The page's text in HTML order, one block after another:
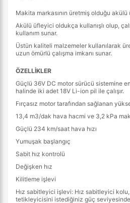
Makita markasının üretmiş olduğu
Akülü üfleyici oldukça kullanışlı olup,
kullanım sunar.
Üstün kaliteli malzemeler kullanılarak
uzun ömürlü çalışma imkanı sunar.
ÖZELLİKLER
Güçlü 36V DC motor sürücü sistemine
halinde iki adet 18V Li-ion pil ile çalışır.
Fırçasız motor tarafından sağlanan
13,4 m3/dak hava hacmi ve 3,2 kPa
Güçlü 234 km/saat hava hızı
Yumuşak başlangıç
Sabit hız kontrolü
Değişken hız
Kilitleme işlevi
Hız sabitleyici işlevi: Hız sabitleyici
tetikleyicisini istediğiniz güç